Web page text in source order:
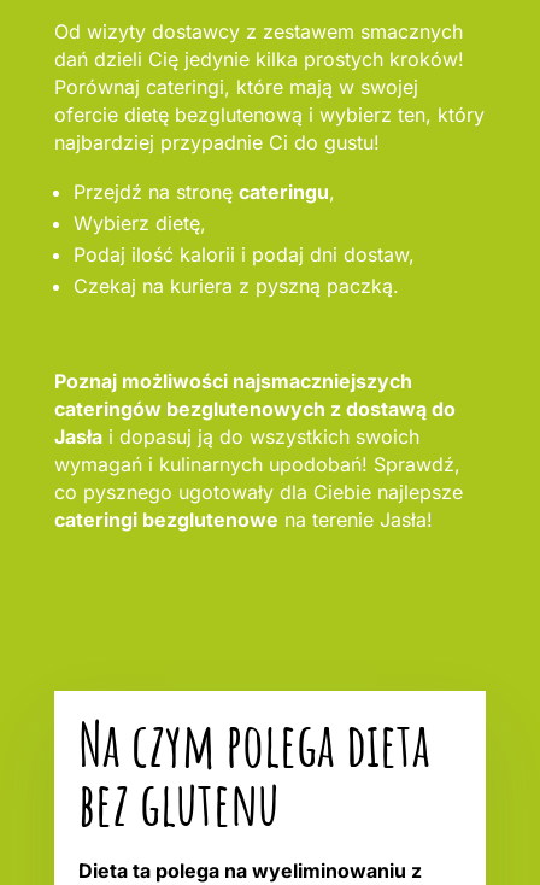
Od wizyty dostawcy z zestawem smacznych
dań dzieli Cię jedynie kilka prostych kroków!
Porównaj cateringi, które mają w swojej
ofercie dietę bezglutenową i wybierz ten, który
najbardziej przypadnie Ci do gustu!
Przejdź na stronę cateringu,
Wybierz dietę,
Podaj ilość kalorii i podaj dni dostaw,
Czekaj na kuriera z pyszną paczką.
Poznaj możliwości najsmaczniejszych
cateringów bezglutenowych z dostawą do
Jasłai dopasuj ją do wszystkich swoich
wymagań i kulinarnych upodobań! Sprawdź,
co pysznego ugotowały dla Ciebie najlepsze
cateringi bezglutenowe na terenie Jasła!
Na czym polega dieta
bez glutenu
Dieta ta polega na wyeliminowaniu z